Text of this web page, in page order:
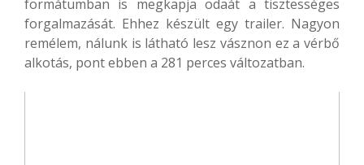
formátumban is megkapja odaát a tisztességes
forgalmazását. Ehhez készült egy trailer. Nagyon
remélem, nálunk is látható lesz vásznon ez a vérbő
alkotás, pont ebben a 281 perces változatban.